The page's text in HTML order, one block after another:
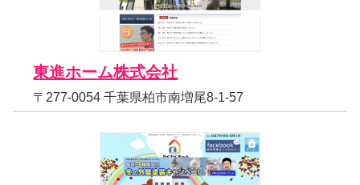
東進ホーム株式会社
〒277-0054 千葉県柏市南増尾8-1-57